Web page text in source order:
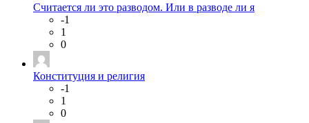
Считается ли это разводом. Или в разводе ли я
-1
1
0
Конституция и религия
-1
1
0